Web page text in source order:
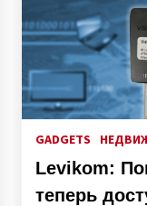
GADGETS
Levikom: Показатели
теперь